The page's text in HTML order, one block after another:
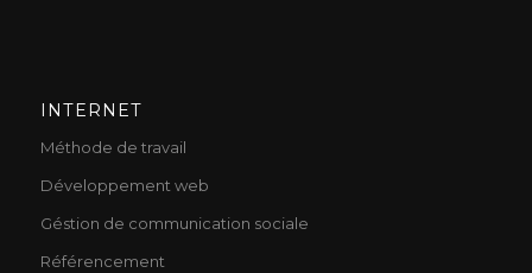
INTERNET
Méthode de travail
Développement web
Géstion de communication sociale
Référencement